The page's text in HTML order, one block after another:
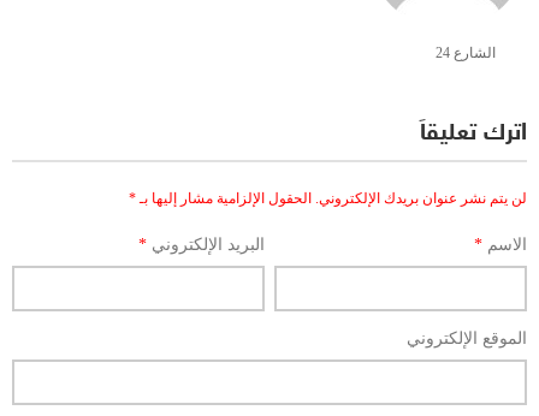
الشارع 24
اترك تعليقاً
لن يتم نشر عنوان بريدك الإلكتروني. الحقول الإلزامية مشار إليها بـ*
الاسم * البريد الإلكتروني*
الموقع الإلكتروني